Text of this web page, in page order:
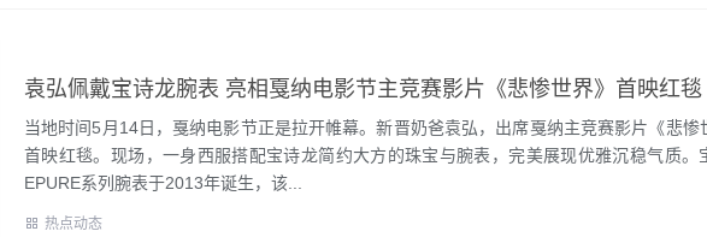
袁弘佩戴宝诗龙腕表 亮相戛纳电影节主竞赛影片《悲惨世界》首映红毯
当地时间5月14日，戛纳电影节正是拉开帷幕。新晋奶爸袁弘，出席戛纳主竞赛影片《悲惨
首映红毯。现场，一身西服搭配宝诗龙简约大方的珠宝与腕表，完美展现优雅沉稳气质。
EPURE系列腕表于2013年诞生，该...
热点动态